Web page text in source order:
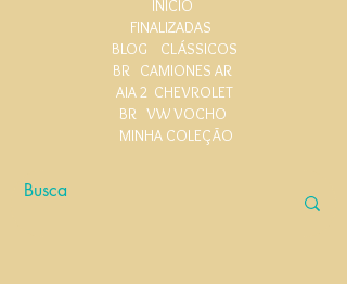
INÍCIO
FINALIZADAS
BLOG
CLÁSSICOS
BR CAMIONES AR
AIA 2 CHEVROLET
BR VW VOCHO
MINHA COLEÇÃO